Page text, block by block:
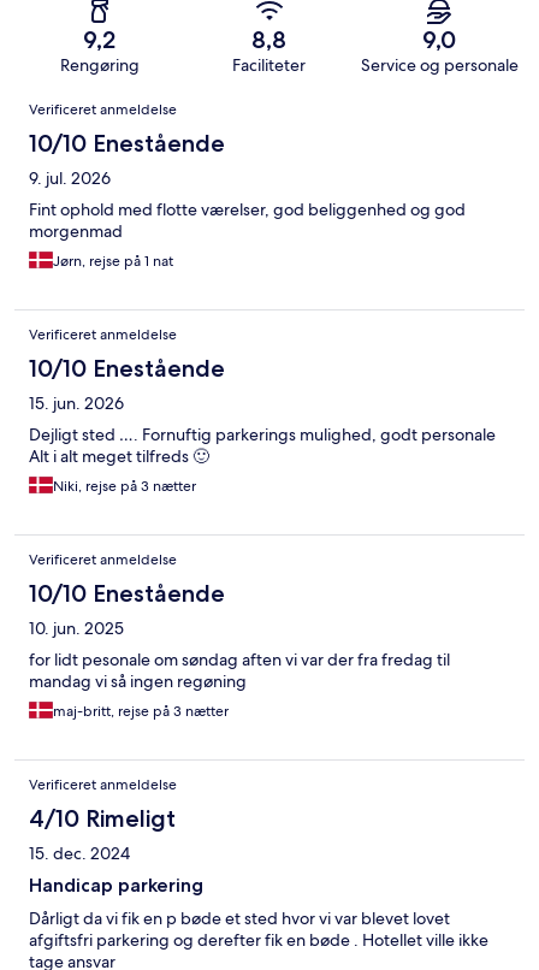
9,2
Rengøring
8,8
Faciliteter
9,0
Service og personale
Anmeldelser
Verificeret anmeldelse
10/10 Enestående
9. jul. 2026
Fint ophold med flotte værelser, god beliggenhed og god
morgenmad
Jørn, rejse på 1 nat
Verificeret anmeldelse
10/10 Enestående
15. jun. 2026
Dejligt sted …. Fornuftig parkerings mulighed, godt personale
Alt i alt meget tilfreds 🙂
Niki, rejse på 3 nætter
Verificeret anmeldelse
10/10 Enestående
10. jun. 2025
for lidt pesonale om søndag aften vi var der fra fredag til
mandag vi så ingen regøning
maj-britt, rejse på 3 nætter
Verificeret anmeldelse
4/10 Rimeligt
15. dec. 2024
Handicap parkering
Dårligt da vi fik en p bøde et sted hvor vi var blevet lovet
afgiftsfri parkering og derefter fik en bøde . Hotellet ville ikke
tage ansvar